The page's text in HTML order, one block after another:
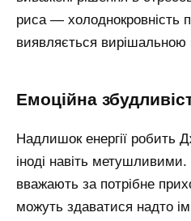
риса — холоднокровність
виявляється вирішальною
емоційна
Надлишок енергії робить
іноді навіть
вважають за потрібне
можуть здаватися надто